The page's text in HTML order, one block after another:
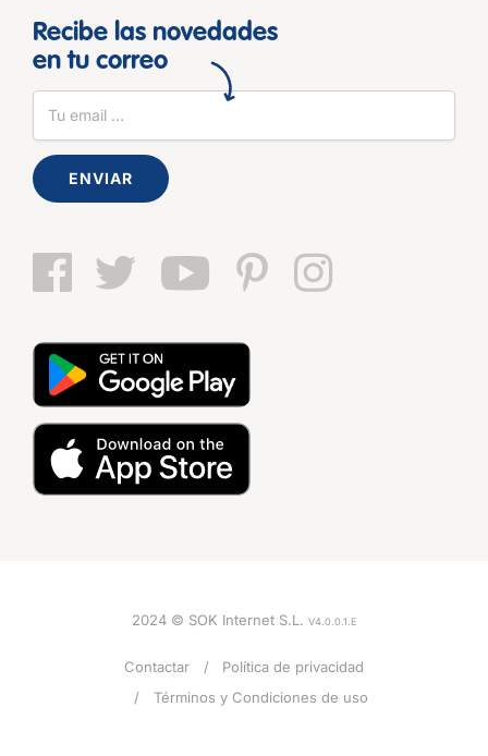
Recibe las novedades
en tu correo
ENVIAR
2024 © SOK Internet S.L. V4.0.0.1.E
Contactar
Política de privacidad
Términos y Condiciones de uso